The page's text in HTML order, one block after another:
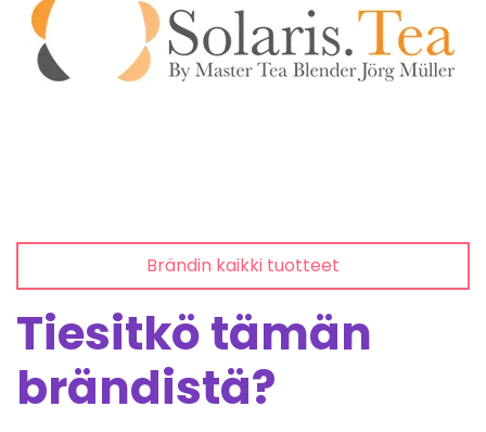
Brändin kaikki tuotteet
Tiesitkö tämän
brändistä?